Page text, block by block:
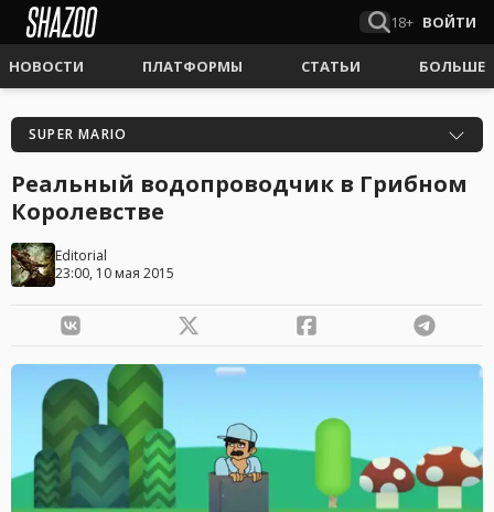
18+ ВОЙТИ
НОВОСТИ ПЛАТФОРМЫ СТАТЬИ БОЛЬШЕ
SUPER MARIO
Реальный водопроводчик в Грибном
Королевстве
Editorial
23:00, 10 мая 2015